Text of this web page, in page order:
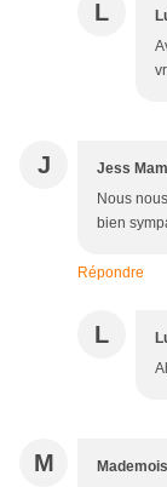
L
J Jess
Nous
bien
Répondre
L
M